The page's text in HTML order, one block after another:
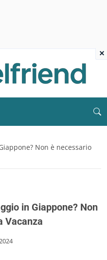
Non è necessario
in Giappone? Non
Vacanza
×